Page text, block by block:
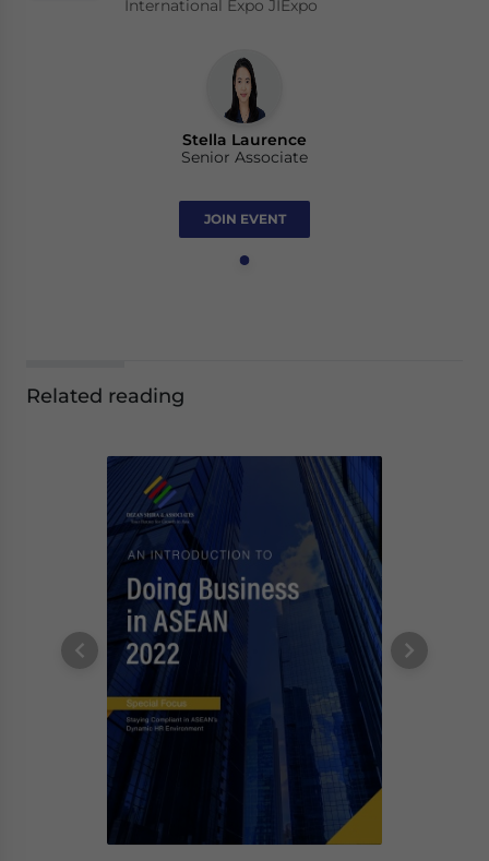
International Expo JIExpo
Stella Laurence
Senior Associate
JOIN EVENT
Related reading